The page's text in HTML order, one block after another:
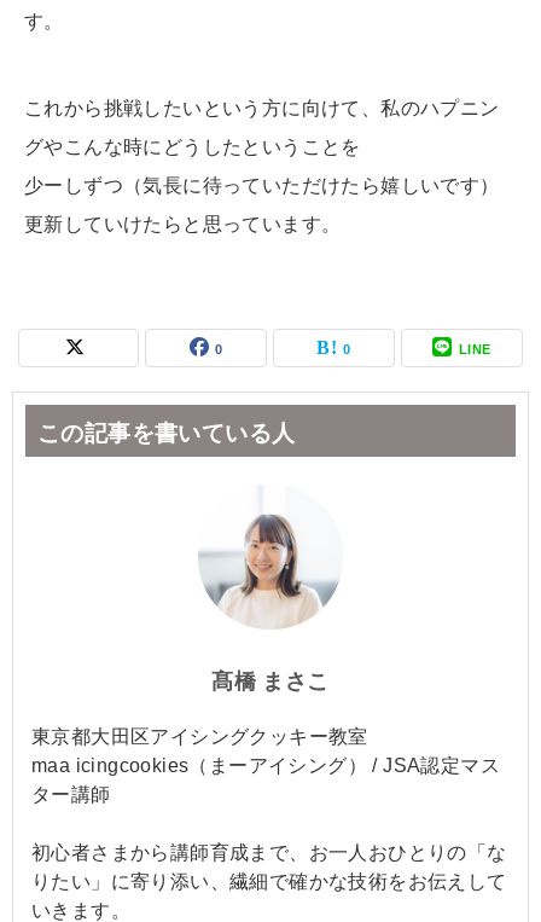
す。
これから挑戦したいという方に向けて、私のハプニン
グやこんな時にどうしたということを
少ーしずつ（気長に待っていただけたら嬉しいです）
更新していけたらと思っています。
0 0 LINE
この記事を書いている人
髙橋 まさこ
東京都大田区アイシングクッキー教室
maa icingcookies（まーアイシング） / JSA認定マス
ター講師
初心者さまから講師育成まで、お一人おひとりの「な
りたい」に寄り添い、繊細で確かな技術をお伝えして
いきます。